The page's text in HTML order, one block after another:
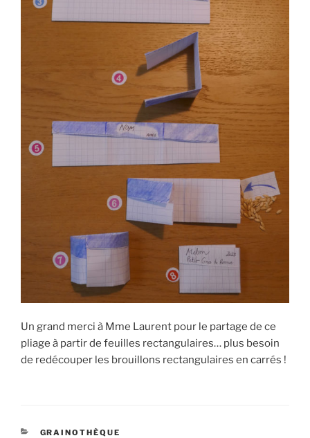
Un grand merci à Mme Laurent pour le partage de ce
pliage à partir de feuilles rectangulaires… plus besoin
de redécouper les brouillons rectangulaires en carrés !
CATÉGORIES
GRAINOTHÈQUE